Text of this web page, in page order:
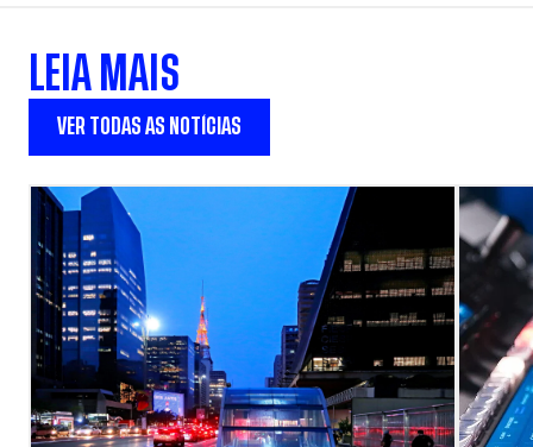
LEIA MAIS
VER TODAS AS NOTÍCIAS